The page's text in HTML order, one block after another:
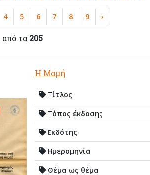
4 5 6 7 8 9 ›
από τα 205
Η Μαμή
Τίτλος
Τόπος έκδοσης
Εκδότης
Ημερομηνία
Θέμα ως θέμα